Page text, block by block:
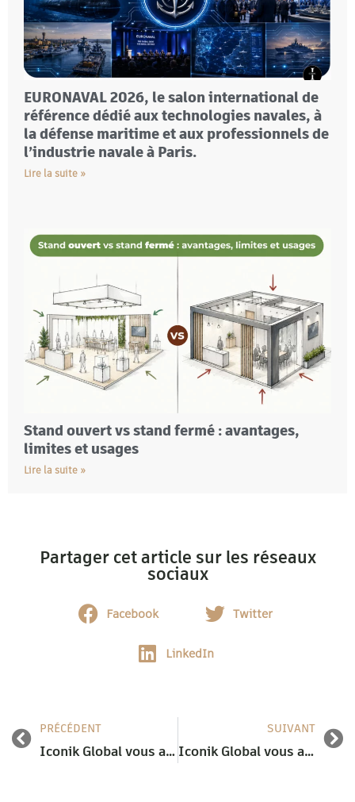
EURONAVAL 2026, le salon international de
référence dédié aux technologies navales, à
la défense maritime et aux professionnels de
l’industrie navale à Paris.
Lire la suite »
Stand ouvert vs stand fermé : avantages,
limites et usages
Lire la suite »
Partager cet article sur les réseaux
sociaux
Facebook Twitter
LinkedIn
PRÉCÉDENT
Iconik Global vous accompagne sur PHARMAPACK 2024
SUIVANT
Iconik Global vous accompagne sur JEC WORLD 2024